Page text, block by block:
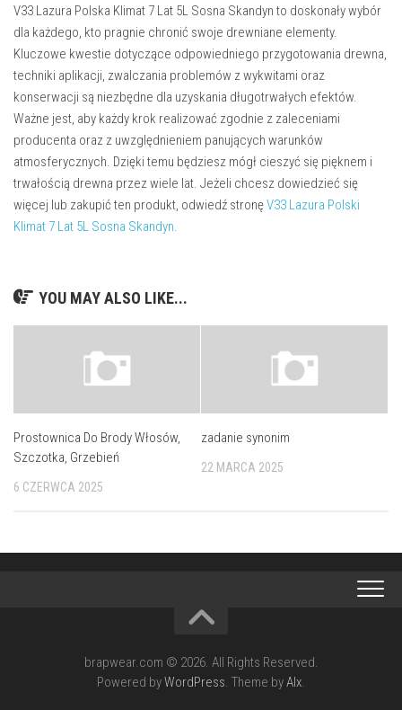
V33 Lazura Polska Klimat 7 Lat 5L Sosna Skandyn to doskonały wybór
dla każdego, kto pragnie chronić swoje drewniane elementy.
Kluczowe kwestie dotyczące odpowiedniego przygotowania drewna,
techniki aplikacji, zwalczania problemów z wykwitami oraz
konserwacji są niezbędne dla uzyskania długotrwałych efektów.
Ważne jest, aby każdy krok realizować zgodnie z zaleceniami
producenta oraz z uwzględnieniem panujących warunków
atmosferycznych. Dzięki temu będziesz mógł cieszyć się pięknem i
trwałością drewna przez wiele lat. Jeżeli chcesz dowiedzieć się
więcej lub zakupić ten produkt, odwiedź stronęV33 Lazura Polski
Klimat 7 Lat 5L Sosna Skandyn.
YOU MAY ALSO LIKE...
Prostownica Do Brody Włosów,
Szczotka, Grzebień
6 CZERWCA 2025
zadanie synonim
22 MARCA 2025
brapwear.com © 2026. All Rights Reserved.
Powered byWordPress. Theme byAlx.